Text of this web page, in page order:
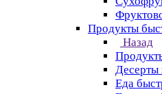
Продукты
Назад
Десерты
Еда